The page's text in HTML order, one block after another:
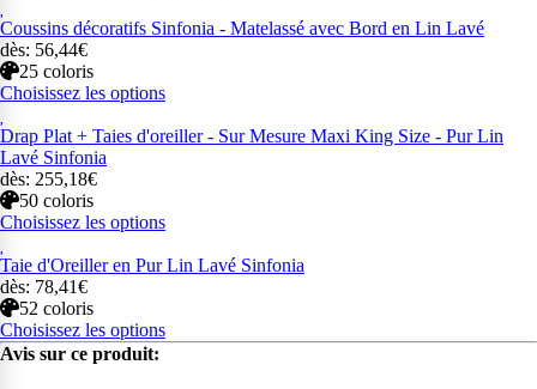
Coussins décoratifs Sinfonia - Matelassé avec Bord en Lin Lavé
dès: 56,44€
25 coloris
Choisissez les options
Drap Plat + Taies d'oreiller - Sur Mesure Maxi King Size - Pur Lin
Lavé Sinfonia
dès: 255,18€
50 coloris
Choisissez les options
Taie d'Oreiller en Pur Lin Lavé Sinfonia
dès: 78,41€
52 coloris
Choisissez les options
Avis sur ce produit: